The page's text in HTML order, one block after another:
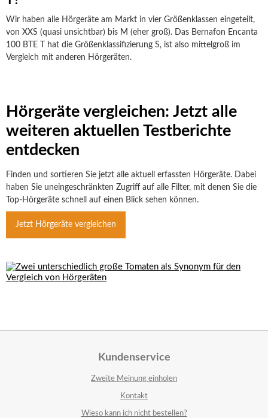
Wir haben alle Hörgeräte am Markt in vier Größenklassen eingeteilt,
von XXS (quasi unsichtbar) bis M (eher groß). Das Bernafon Encanta
100 BTE T hat die Größenklassifizierung S, ist also mittelgroß im
Vergleich mit anderen Hörgeräten.
Hörgeräte vergleichen: Jetzt alle
weiteren aktuellen Testberichte
entdecken
Finden und sortieren Sie jetzt alle aktuell erfassten Hörgeräte. Dabei
haben Sie uneingeschränkten Zugriff auf alle Filter, mit denen Sie die
Top-Hörgeräte schnell auf einen Blick sehen können.
Jetzt Hörgeräte vergleichen
Kundenservice
Zweite Meinung einholen
Kontakt
Wieso kann ich nicht bestellen?